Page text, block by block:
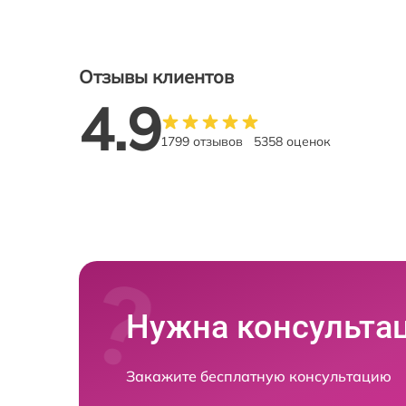
Отзывы клиентов
4.91799 отзывов 5358 оценок
Нужна
Закажите бесплатную консультацию